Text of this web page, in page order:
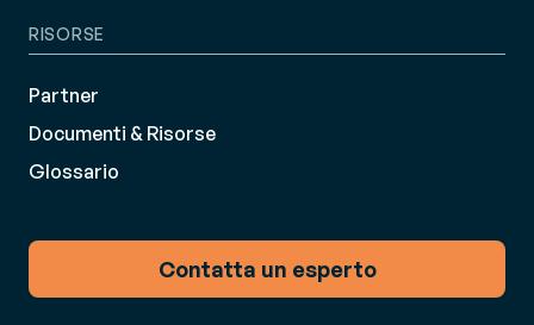
RISORSE
Partner
Documenti & Risorse
Glossario
Contatta un esperto